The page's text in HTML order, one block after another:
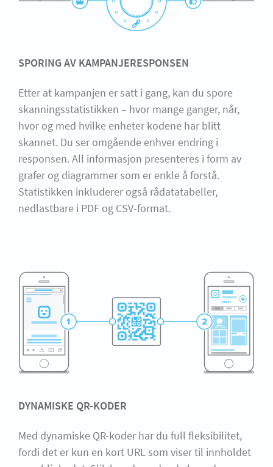
SPORING AV KAMPANJERESPONSEN
Etter at kampanjen er satt i gang, kan du spore
skanningsstatistikken – hvor mange ganger, når,
hvor og med hvilke enheter kodene har blitt
skannet. Du ser omgående enhver endring i
responsen. All informasjon presenteres i form av
grafer og diagrammer som er enkle å forstå.
Statistikken inkluderer også rådatatabeller,
nedlastbare i PDF og CSV-format.
DYNAMISKE QR-KODER
Med dynamiske QR-koder har du full fleksibilitet,
fordi det er kun en kort URL som viser til innholdet